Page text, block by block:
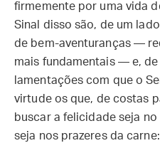
firmemente por uma vida
Sinal disso são, de um
de bem-aventuranças —
mais fundamentais — e,
lamentações com que o
virtude os que, de costas
buscar a felicidade seja no
seja nos prazeres da